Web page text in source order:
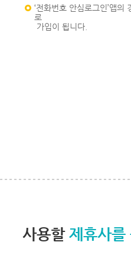
‘전화번호 안심로그인’앱
로
가입이 됩니다.
사용할 제휴사를